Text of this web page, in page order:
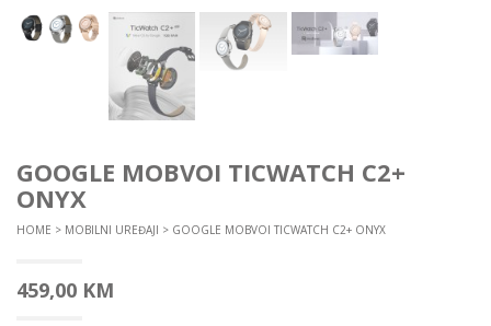
GOOGLE MOBVOI TICWATCH C2+
ONYX
HOME > MOBILNI UREĐAJI > GOOGLE MOBVOI TICWATCH C2+ ONYX
459,00 KM